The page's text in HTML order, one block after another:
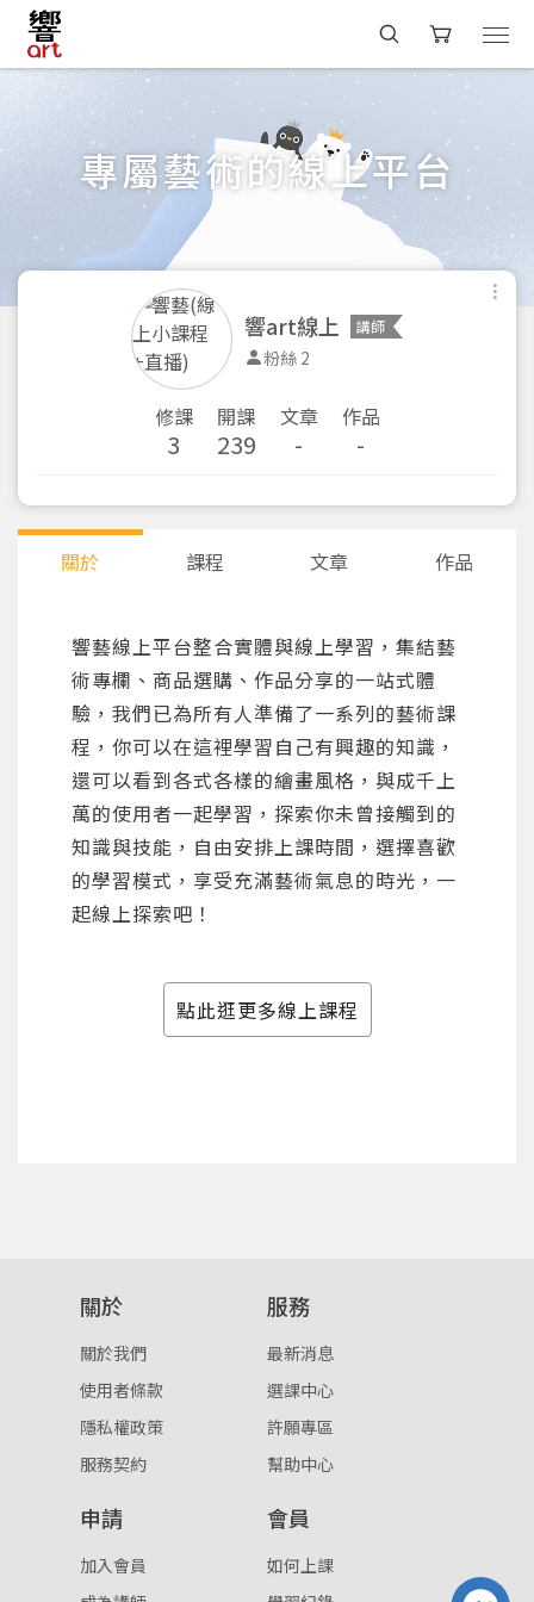
註冊
按下註冊即代表你同意我們的使用者條款
您將收到一封Email，請依照信件中的指示重新登
系統偵測到您的帳號重複登入，
專屬藝術的線上平台
響art線上 講師
粉絲 2
修課
3
開課
239
文章
-
作品
-
關於 課程 文章 作品
響藝線上平台整合實體與線上學習，集結藝
術專欄、商品選購、作品分享的一站式體
驗，我們已為所有人準備了一系列的藝術課
程，你可以在這裡學習自己有興趣的知識，
還可以看到各式各樣的繪畫風格，與成千上
萬的使用者一起學習，探索你未曾接觸到的
知識與技能，自由安排上課時間，選擇喜歡
的學習模式，享受充滿藝術氣息的時光，一
起線上探索吧！
點此逛更多線上課程
關於
關於我們
使用者條款
隱私權政策
服務契約
服務
最新消息
選課中心
許願專區
幫助中心
申請
加入會員
會員
如何上課